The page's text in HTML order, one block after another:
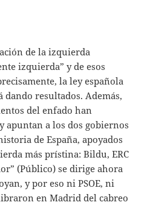
de la izquierda
izquierda” y de esos
la ley española
dando resultados. Además,
del enfado han
apuntan a los dos gobiernos
de España, apoyados
más prístina: Bildu, ERC
(Público) se dirige ahora
y por eso ni PSOE, ni
en Madrid del cabreo